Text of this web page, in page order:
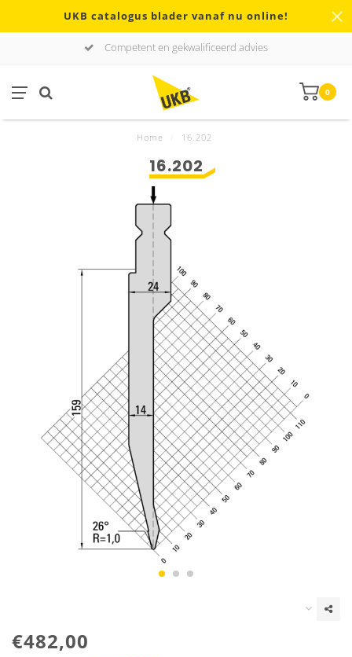
UKB catalogus blader vanaf nu online!
Competent en gekwalificeerd advies
0
Home 16.202
16.202
€482,00